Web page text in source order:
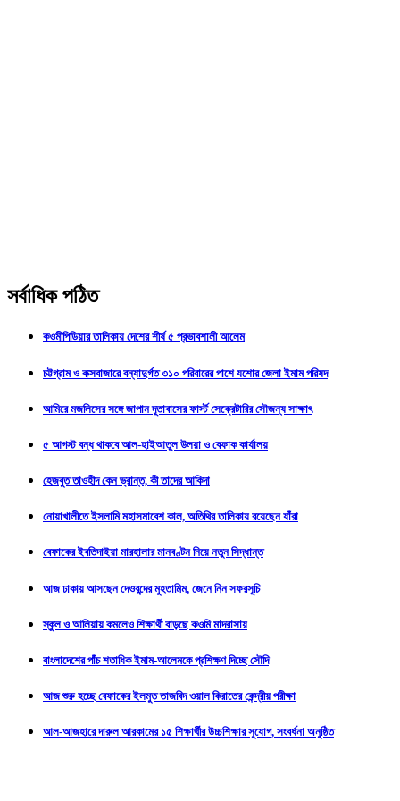
সর্বাধিক পঠিত
কওমীপিডিয়ার তালিকায় দেশের শীর্ষ ৫ প্রভাবশালী আলেম
চট্টগ্রাম ও কক্সবাজারে বন্যাদুর্গত ৩১০ পরিবারের পাশে যশোর জেলা ইমাম পরিষদ
আমিরে মজলিসের সঙ্গে জাপান দূতাবাসের ফার্স্ট সেক্রেটারির সৌজন্য সাক্ষাৎ
৫ আগস্ট বন্ধ থাকবে আল-হাইআতুল উলয়া ও বেফাক কার্যালয়
হেজবুত তাওহীদ কেন ভ্রান্ত, কী তাদের আকিদা
নোয়াখালীতে ইসলামি মহাসমাবেশ কাল, অতিথির তালিকায় রয়েছেন যাঁরা
বেফাকের ইবতিদাইয়া মারহালার মানবণ্টন নিয়ে নতুন সিদ্ধান্ত
আজ ঢাকায় আসছেন দেওবন্দের মুহতামিম, জেনে নিন সফরসূচি
স্কুল ও আলিয়ায় কমলেও শিক্ষার্থী বাড়ছে কওমি মাদরাসায়
বাংলাদেশের পাঁচ শতাধিক ইমাম-আলেমকে প্রশিক্ষণ দিচ্ছে সৌদি
আজ শুরু হচ্ছে বেফাকের ইলমুত তাজবিদ ওয়াল কিরাতের কেন্দ্রীয় পরীক্ষা
আল-আজহারে দারুল আরকামের ১৫ শিক্ষার্থীর উচ্চশিক্ষার সুযোগ, সংবর্ধনা অনুষ্ঠিত